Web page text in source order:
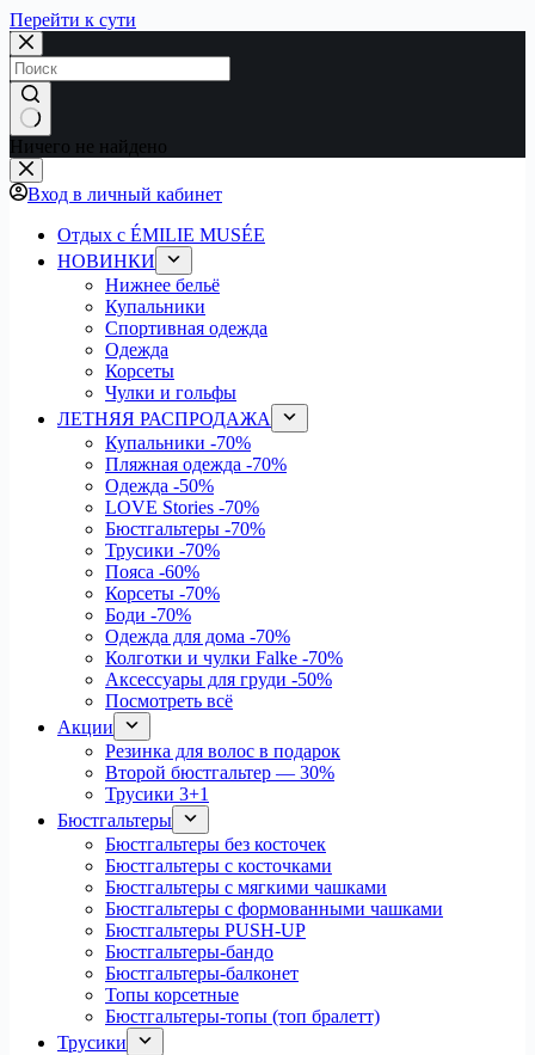
Перейти к сути
Ничего не найдено
Вход в личный кабинет
Отдых с ÉMILIE MUSÉE
НОВИНКИ
Нижнее бельё
Купальники
Спортивная одежда
Одежда
Корсеты
Чулки и гольфы
ЛЕТНЯЯ РАСПРОДАЖА
Купальники -70%
Пляжная одежда -70%
Одежда -50%
LOVE Stories -70%
Бюстгальтеры -70%
Трусики -70%
Пояса -60%
Корсеты -70%
Боди -70%
Одежда для дома -70%
Колготки и чулки Falke -70%
Аксессуары для груди -50%
Посмотреть всё
Акции
Резинка для волос в подарок
Второй бюстгальтер — 30%
Трусики 3+1
Бюстгальтеры
Бюстгальтеры без косточек
Бюстгальтеры с косточками
Бюстгальтеры с мягкими чашками
Бюстгальтеры с формованными чашками
Бюстгальтеры PUSH-UP
Бюстгальтеры-бандо
Бюстгальтеры-балконет
Топы корсетные
Бюстгальтеры-топы (топ бралетт)
Трусики